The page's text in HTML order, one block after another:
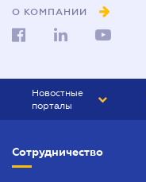
О КОМПАНИИ
Новостные
порталы
БИЗНЕС
Сотрудничество